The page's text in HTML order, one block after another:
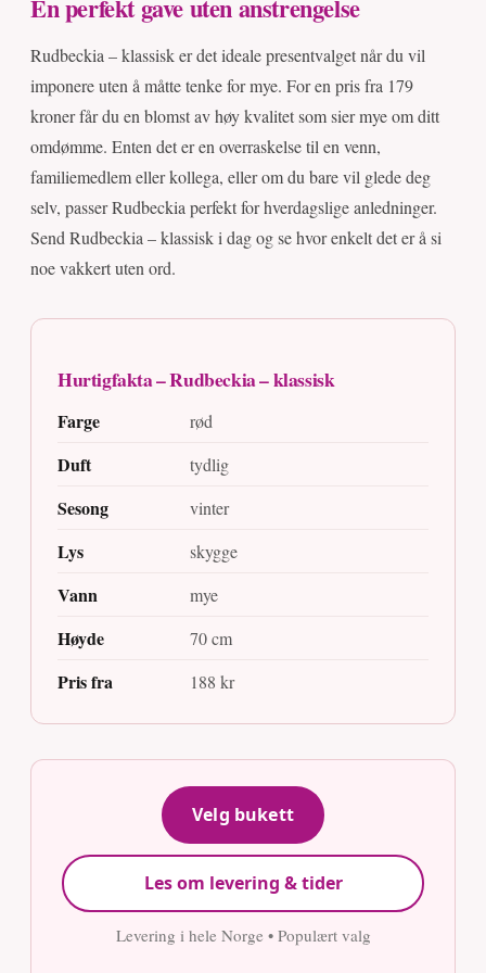
En perfekt gave uten anstrengelse
Rudbeckia – klassisk er det ideale presentvalget når du vil
imponere uten å måtte tenke for mye. For en pris fra 179
kroner får du en blomst av høy kvalitet som sier mye om ditt
omdømme. Enten det er en overraskelse til en venn,
familiemedlem eller kollega, eller om du bare vil glede deg
selv, passer Rudbeckia perfekt for hverdagslige anledninger.
Send Rudbeckia – klassisk i dag og se hvor enkelt det er å si
noe vakkert uten ord.
Hurtigfakta – Rudbeckia – klassisk
Farge rød
Duft tydlig
Sesong vinter
Lys skygge
Vann mye
Høyde 70 cm
Pris fra 188 kr
Velg bukett
Les om levering & tider
Levering i hele Norge • Populært valg